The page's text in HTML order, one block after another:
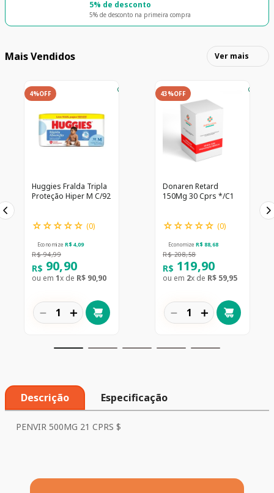
5% de desconto
5% de desconto na primeira compra
Mais Vendidos Ver mais
4%OFF
Huggies Fralda Tripla
Proteção Hiper M C/92
☆☆☆☆☆ (0)
Economize R$ 4,09
R$ 94,99
R$ 90,90
ou em 1x de R$ 90,90
＋
－
43%OFF
Donaren Retard
150Mg 30 Cprs */C1
☆☆☆☆☆ (0)
Economize R$ 88,68
R$ 208,58
R$ 119,90
ou em 2x de R$ 59,95
＋
－
Descrição Especificação
PENVIR 500MG 21 CPRS $